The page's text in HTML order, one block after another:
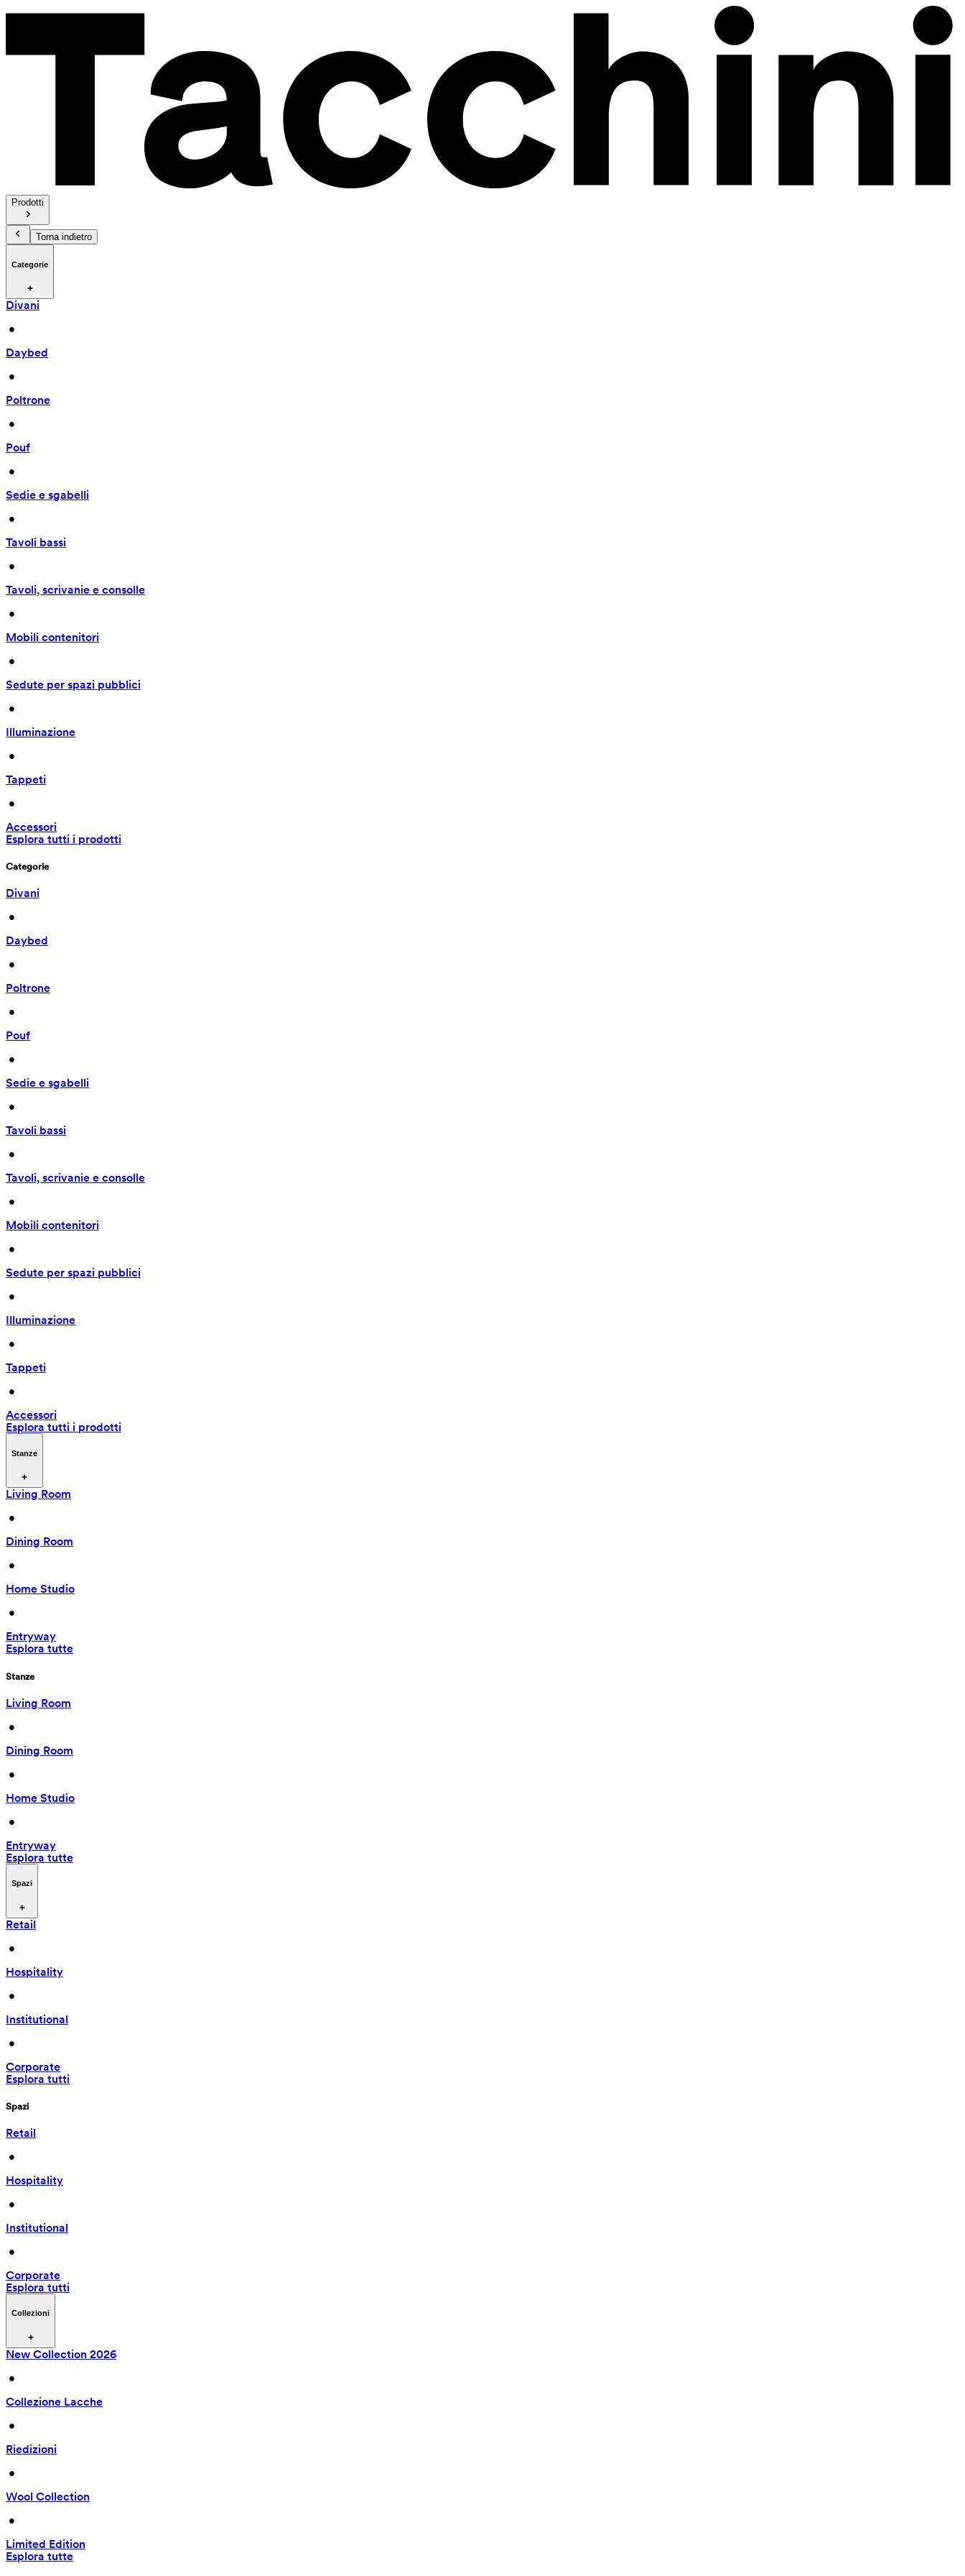
Prodotti
Torna indietro
Categorie
Divani
•
Daybed
•
Poltrone
•
Pouf
•
Sedie e sgabelli
•
Tavoli bassi
•
Tavoli, scrivanie e consolle
•
Mobili contenitori
•
Sedute per spazi pubblici
•
Illuminazione
•
Tappeti
•
Accessori
Esplora tutti i prodotti
Categorie
Divani
•
Daybed
•
Poltrone
•
Pouf
•
Sedie e sgabelli
•
Tavoli bassi
•
Tavoli, scrivanie e consolle
•
Mobili contenitori
•
Sedute per spazi pubblici
•
Illuminazione
•
Tappeti
•
Accessori
Esplora tutti i prodotti
Stanze
Living Room
•
Dining Room
•
Home Studio
•
Entryway
Esplora tutte
Stanze
Living Room
•
Dining Room
•
Home Studio
•
Entryway
Esplora tutte
Spazi
Retail
•
Hospitality
•
Institutional
•
Corporate
Esplora tutti
Spazi
Retail
•
Hospitality
•
Institutional
•
Corporate
Esplora tutti
Collezioni
New Collection 2026
•
Collezione Lacche
•
Riedizioni
•
Wool Collection
•
Limited Edition
Esplora tutte